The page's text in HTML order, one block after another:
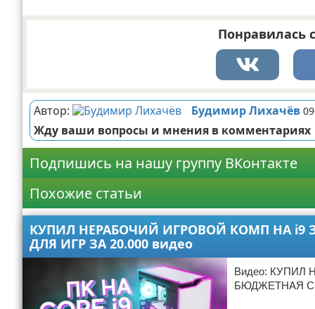
Понравилась
Автор: Будимир Лихачёв
Жду ваши вопросы и мнения в комментариях
Подпишись на нашу группу ВКонтакте
Похожие статьи
КУПИЛ НЕРАБОЧИЙ ИГРОВОЙ КОМП НА i9
ДЛЯ ИГР ЗА 20.000 видео
Видео:
БЮДЖЕТНАЯ